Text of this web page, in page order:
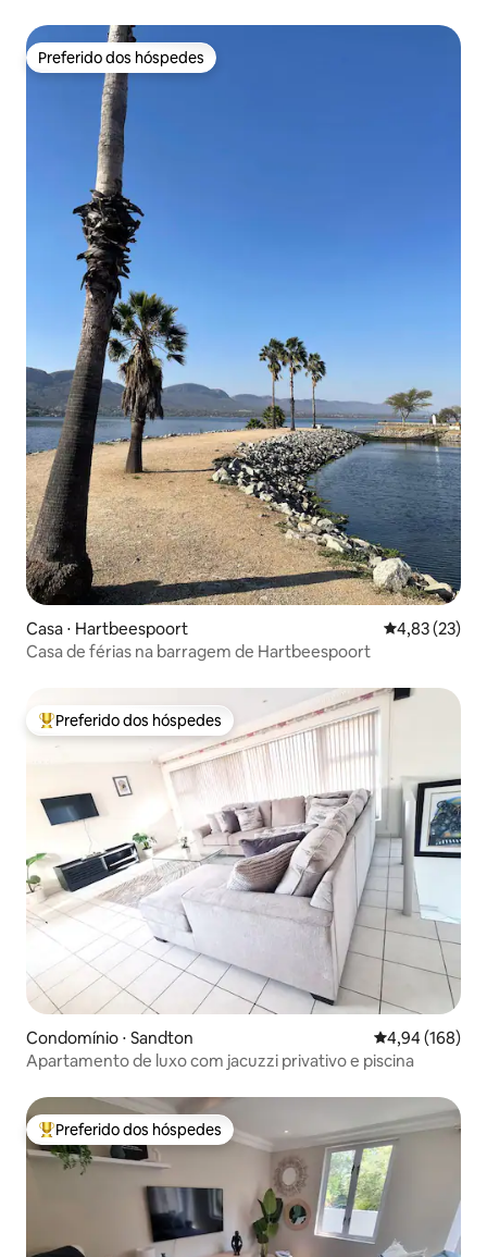
Preferido dos hóspedes
Preferido dos hóspedes
Casa ⋅ Hartbeespoort 4,83 de uma
4,83 (23)
Casa de férias na barragem de Hartbeespoort
Entre os melhores preferidos dos hóspedes
Preferido dos hóspedes
Condomínio ⋅ Sandton 4,94 de uma
4,94 (168)
Apartamento de luxo com jacuzzi privativo e piscina
Entre os melhores preferidos dos hóspedes
Preferido dos hóspedes